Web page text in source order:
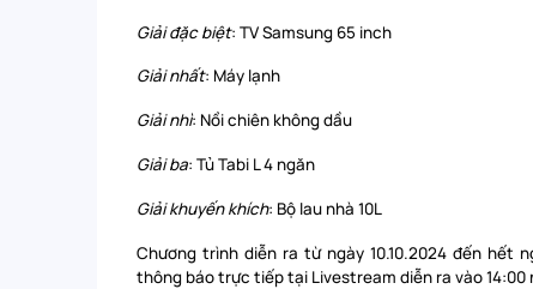
Giải đặc biệt: TV Samsung 65 inch
Giải nhất: Máy lạnh
Giải nhì: Nồi chiên không dầu
Giải ba: Tủ Tabi L 4 ngăn
Giải khuyến khích: Bộ lau nhà 10L
Chương trình diễn ra từ ngày 10.10.2024 đến hết
thông báo trực tiếp tại Livestream diễn ra vào 14:00